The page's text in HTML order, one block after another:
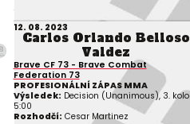
12. 08. 2023
Carlos Orlando Belloso
Valdez
Brave CF 73 - Brave Combat
Federation 73
PROFESIONÁLNÍ ZÁPAS MMA
Výsledek: Decision (Unanimous), 3. kolo
5:00
Rozhodčí: Cesar Martinez